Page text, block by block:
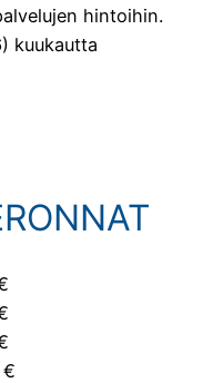
hintoihin.
kuukautta
€